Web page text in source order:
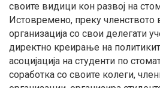
своите видици кон развој на
Истовремено, преку членството
организација со свои делегати
директно креирање на
асоцијација на студенти по
соработка со своите колеги,